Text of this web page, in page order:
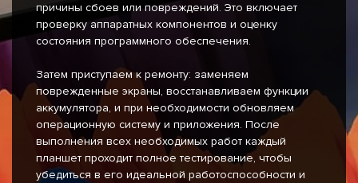
причины сбоев или повреждений. Это включает
проверку аппаратных компонентов и оценку
состояния программного обеспечения.
Затем приступаем к ремонту: заменяем
поврежденные экраны, восстанавливаем функции
аккумулятора, и при необходимости обновляем
операционную систему и приложения. После
выполнения всех необходимых работ каждый
планшет проходит полное тестирование, чтобы
убедиться в его идеальной работоспособности и